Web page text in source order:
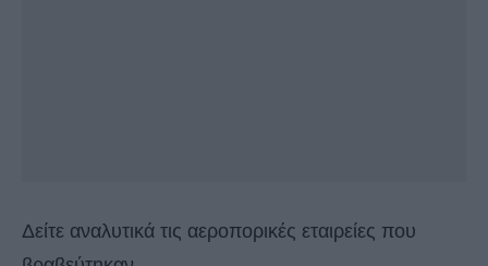
Δείτε αναλυτικά τις αεροπορικές εταιρείες που